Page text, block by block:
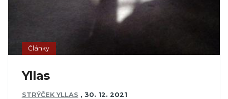
Články
Yllas
STRÝČEK YLLAS , 30. 12. 2021